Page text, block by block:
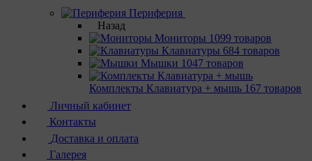
Периферия
Назад
Мониторы 1099 товаров
Клавиатуры 684 товаров
Мышки 1047 товаров
Комплекты Клавиатура + мышь 167 товаров
Личный кабинет
Контакты
Доставка и оплата
Галерея